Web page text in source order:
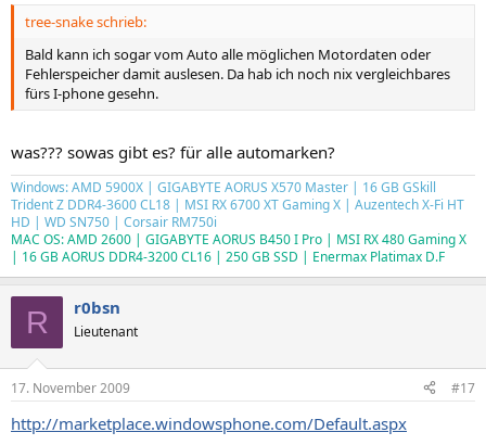
tree-snake schrieb:
Bald kann ich sogar vom Auto alle möglichen Motordaten oder
Fehlerspeicher damit auslesen. Da hab ich noch nix vergleichbares
fürs I-phone gesehn.
was??? sowas gibt es? für alle automarken?
Windows: AMD 5900X | GIGABYTE AORUS X570 Master | 16 GB GSkill
Trident Z DDR4-3600 CL18 | MSI RX 6700 XT Gaming X | Auzentech X-Fi HT
HD | WD SN750 | Corsair RM750i
MAC OS: AMD 2600 | GIGABYTE AORUS B450 I Pro | MSI RX 480 Gaming X
| 16 GB AORUS DDR4-3200 CL16 | 250 GB SSD | Enermax Platimax D.F
R r0bsn
Lieutenant
17. November 2009 #17
http://marketplace.windowsphone.com/Default.aspx